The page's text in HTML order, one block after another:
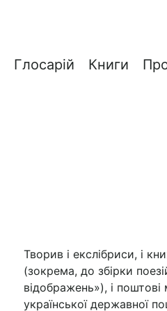
Глосарій Книги
Творив і екслібриси, і
(зокрема, до збірки
відображень»), і
української державної